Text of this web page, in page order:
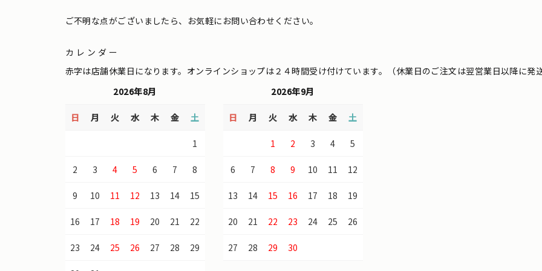
ご不明な点がございましたら、お気軽にお問い合わせください。
カレンダー
赤字は店舗休業日になります。オンラインショップは２４時間受け付けています。（休業日のご注文は翌営業日以降に発
2026年8月
日 月 火 水 木 金 土
1
2 3 4 5 6 7 8
9 10 11 12 13 14 15
16 17 18 19 20 21 22
23 24 25 26 27 28 29
2026年9月
日 月 火 水 木 金 土
1 2 3 4 5
6 7 8 9 10 11 12
13 14 15 16 17 18 19
20 21 22 23 24 25 26
27 28 29 30